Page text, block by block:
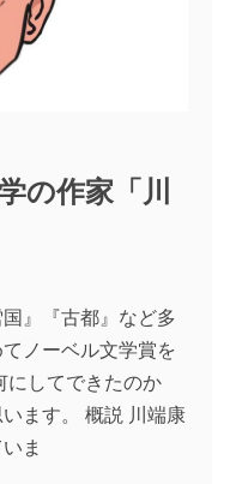
の作家「川
』『古都』など多
ノーベル文学賞を
にしてできたのか
ます。 概説 川端康
ま